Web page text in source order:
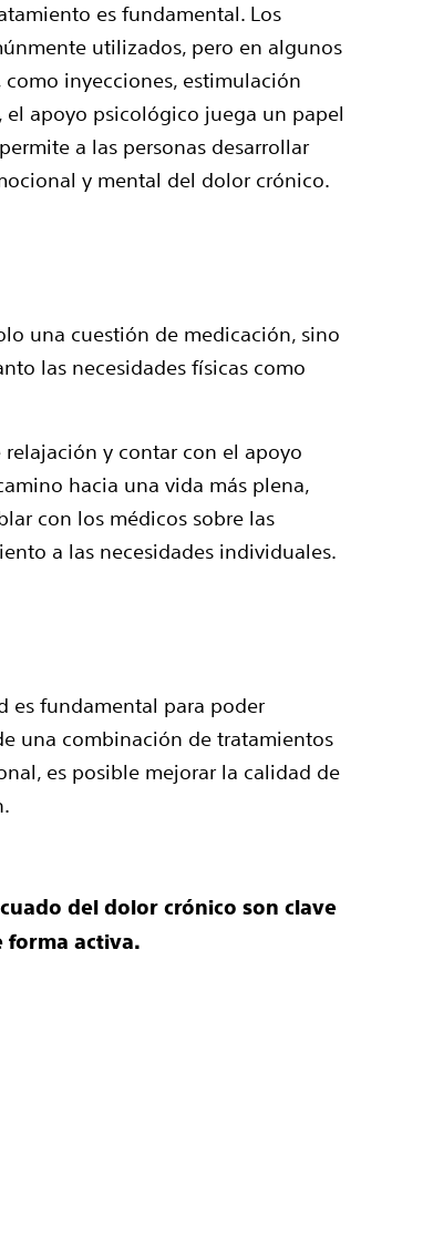
es fundamental. Los
utilizados, pero en algunos
como inyecciones, estimulación
apoyo psicológico juega un papel
a las personas desarrollar
y mental del dolor crónico.
una cuestión de medicación, sino
las necesidades físicas como
y contar con el apoyo
hacia una vida más plena,
con los médicos sobre las
a las necesidades individuales.
es fundamental para poder
una combinación de tratamientos
es posible mejorar la calidad de
del dolor crónico son clave
forma activa.